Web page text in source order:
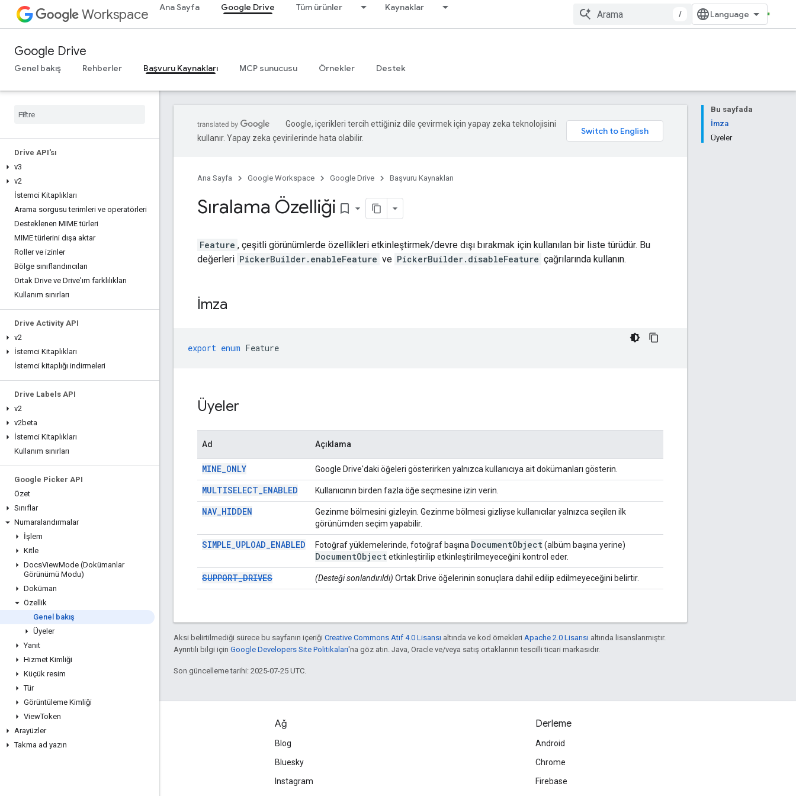
Workspace Ana Sayfa Google Drive Tüm ürünler Kaynaklar
/
Google Drive
Genel bakış Rehberler Başvuru Kaynakları MCP sunucusu Örnekler Destek
Drive API'sı
v3
v2
İstemci Kitaplıkları
Arama sorgusu terimleri ve operatörleri
Desteklenen MIME türleri
MIME türlerini dışa aktar
Roller ve izinler
Bölge sınıflandırıcıları
Ortak Drive ve Drive'ım farklılıkları
Kullanım sınırları
Drive Activity API
v2
İstemci Kitaplıkları
İstemci kitaplığı indirmeleri
Drive Labels API
v2
v2beta
İstemci Kitaplıkları
Kullanım sınırları
Google Picker API
Özet
Sınıflar
Numaralandırmalar
İşlem
Kitle
DocsViewMode (Dokümanlar
Görünümü Modu)
Doküman
Özellik
Genel bakış
Üyeler
Yanıt
Hizmet Kimliği
Küçük resim
Tür
Görüntüleme Kimliği
ViewToken
Arayüzler
Takma ad yazın
Bu sayfada
İmza
Üyeler
Google, içerikleri tercih ettiğiniz dile çevirmek için yapay zeka teknolojisini
kullanır. Yapay zeka çevirilerinde hata olabilir.
Ana Sayfa Google Workspace Google Drive Başvuru Kaynakları
Sıralama Özelliği bookmark_border
Feature , çeşitli görünümlerde özellikleri etkinleştirmek/devre dışı bırakmak için kullanılan bir liste türüdür. Bu
değerleri PickerBuilder.enableFeature ve PickerBuilder.disableFeature çağrılarında kullanın.
İmza
export enum Feature
Üyeler
Ad Açıklama
MINE_ONLY Google Drive'daki öğeleri gösterirken yalnızca kullanıcıya ait dokümanları gösterin.
MULTISELECT_ENABLED Kullanıcının birden fazla öğe seçmesine izin verin.
NAV_HIDDEN
Gezinme bölmesini gizleyin. Gezinme bölmesi gizliyse kullanıcılar yalnızca seçilen ilk
görünümden seçim yapabilir.
SIMPLE_UPLOAD_ENABLED Fotoğraf yüklemelerinde, fotoğraf başına DocumentObject(albüm başına yerine)
DocumentObjectetkinleştirilip etkinleştirilmeyeceğini kontrol eder.
SUPPORT_DRIVES (Desteği sonlandırıldı) Ortak Drive öğelerinin sonuçlara dahil edilip edilmeyeceğini belirtir.
Aksi belirtilmediği sürece bu sayfanın içeriği Creative Commons Atıf 4.0 Lisansı altında ve kod örnekleri Apache 2.0 Lisansı altında lisanslanmıştır.
Ayrıntılı bilgi için Google Developers Site Politikaları'na göz atın. Java, Oracle ve/veya satış ortaklarının tescilli ticari markasıdır.
Son güncelleme tarihi: 2025-07-25 UTC.
Google Developer Program
Ağ
Blog
Bluesky
Instagram
Derleme
Android
Chrome
Firebase